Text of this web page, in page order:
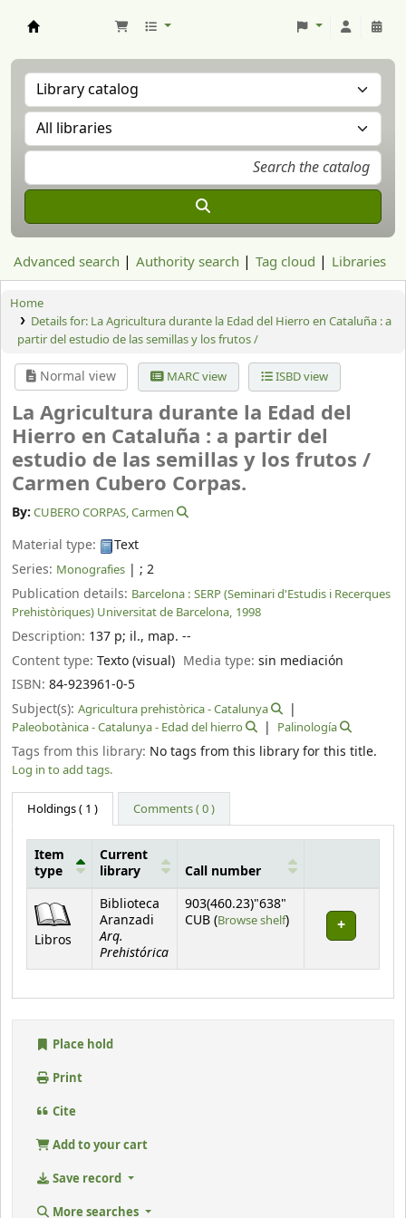
Advanced search Authority search Tag cloud Libraries
Home
Details for: La Agricultura durante la Edad del Hierro en Cataluña : a
partir del estudio de las semillas y los frutos /
Normal view MARC view ISBD view
La Agricultura durante la Edad del
Hierro en Cataluña : a partir del
estudio de las semillas y los frutos /
Carmen Cubero Corpas.
By: CUBERO CORPAS, Carmen
Material type:
Text
Series: Monografies | ; 2
Publication details: Barcelona : SERP (Seminari d'Estudis i Recerques
Prehistòriques) Universitat de Barcelona, 1998
Description: 137 p; il., map. --
Content type: Texto (visual) Media type:sin mediación
ISBN: 84-923961-0-5
Subject(s): Agricultura prehistòrica - Catalunya
Paleobotànica - Catalunya - Edad del hierro
Palinología
Tags from this library: No tags from this library for this title.
Log in to add tags.
Holdings( 1 ) Comments ( 0 )
Item
type
Current
library
Call number
Libros
Biblioteca
Aranzadi
Arq.
Prehistórica
903(460.23)"638"
CUB (Browse shelf(Opens below)
)
Place hold
Print
Cite
Add to your cart
Save record
More searches